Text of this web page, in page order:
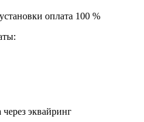
оплата 100 %
эквайринг